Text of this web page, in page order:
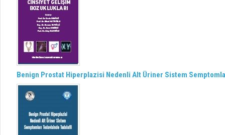
Benign Prostat Hiperplazisi Nedenli Alt Üriner Sistem